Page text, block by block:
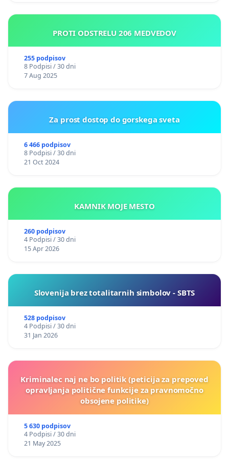
PROTI ODSTRELU 206 MEDVEDOV
255 podpisov
8 Podpisi / 30 dni
7 Aug 2025
Za prost dostop do gorskega sveta
6 466 podpisov
8 Podpisi / 30 dni
21 Oct 2024
KAMNIK MOJE MESTO
260 podpisov
4 Podpisi / 30 dni
15 Apr 2026
Slovenija brez totalitarnih simbolov - SBTS
528 podpisov
4 Podpisi / 30 dni
31 Jan 2026
Kriminalec naj ne bo politik (peticija za prepoved
opravljanja politične funkcije za pravnomočno
obsojene politike)
5 630 podpisov
4 Podpisi / 30 dni
21 May 2025